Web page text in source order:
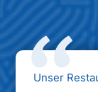
Unser